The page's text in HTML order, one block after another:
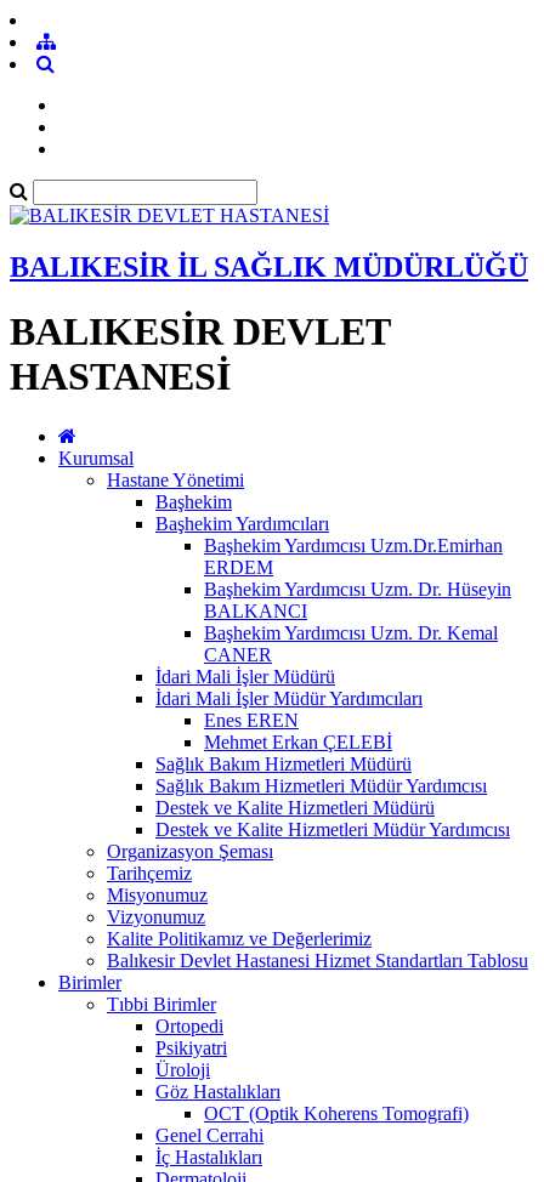
BALIKESİR İL SAĞLIK MÜDÜRLÜĞÜ
BALIKESİR DEVLET
HASTANESİ
Kurumsal
Hastane Yönetimi
Başhekim
Başhekim Yardımcıları
Başhekim Yardımcısı Uzm.Dr.Emirhan
ERDEM
Başhekim Yardımcısı Uzm. Dr. Hüseyin
BALKANCI
Başhekim Yardımcısı Uzm. Dr. Kemal
CANER
İdari Mali İşler Müdürü
İdari Mali İşler Müdür Yardımcıları
Enes EREN
Mehmet Erkan ÇELEBİ
Sağlık Bakım Hizmetleri Müdürü
Sağlık Bakım Hizmetleri Müdür Yardımcısı
Destek ve Kalite Hizmetleri Müdürü
Destek ve Kalite Hizmetleri Müdür Yardımcısı
Organizasyon Şeması
Tarihçemiz
Misyonumuz
Vizyonumuz
Kalite Politikamız ve Değerlerimiz
Balıkesir Devlet Hastanesi Hizmet Standartları Tablosu
Birimler
Tıbbi Birimler
Ortopedi
Psikiyatri
Üroloji
Göz Hastalıkları
OCT (Optik Koherens Tomografi)
Genel Cerrahi
İç Hastalıkları